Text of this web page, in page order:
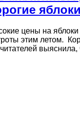
яблоки
цены на яблоки
этим летом.